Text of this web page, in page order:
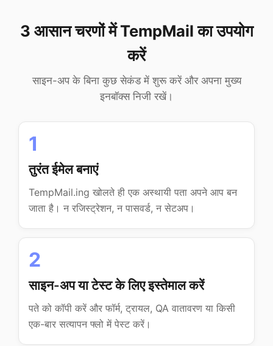
3 आसान चरणों में TempMail का उपयोग
करें
साइन-अप के बिना कुछ सेकंड में शुरू करें और अपना मुख्य
इनबॉक्स निजी रखें।
1
तुरंत ईमेल बनाएं
TempMail.ing खोलते ही एक अस्थायी पता अपने आप बन
जाता है। न रजिस्ट्रेशन, न पासवर्ड, न सेटअप।
2
साइन-अप या टेस्ट के लिए इस्तेमाल करें
पते को कॉपी करें और फॉर्म, ट्रायल, QA वातावरण या किसी
एक-बार सत्यापन फ्लो में पेस्ट करें।